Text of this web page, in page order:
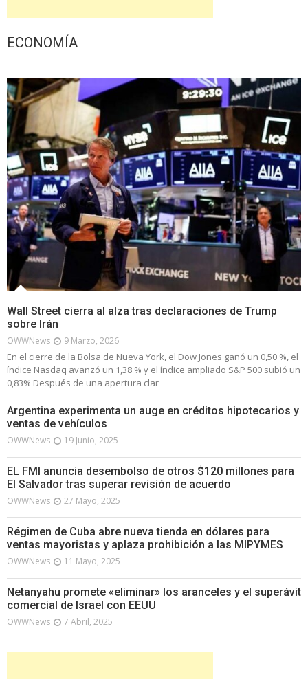
ECONOMÍA
Wall Street cierra al alza tras declaraciones de Trump
sobre Irán
OWWNews 9 Marzo, 2026
En el cierre de la Bolsa de Nueva York, el Dow Jones ganó un 0,50 %, el
índice Nasdaq avanzó un 1,38 % y el índice ampliado S&P 500 subió un
0,83% Después de una apertura clar
Argentina experimenta un auge en créditos hipotecarios y
ventas de vehículos
OWWNews 19 Junio, 2025
EL FMI anuncia desembolso de otros $120 millones para
El Salvador tras superar revisión de acuerdo
OWWNews 27 Mayo, 2025
Régimen de Cuba abre nueva tienda en dólares para
ventas mayoristas y aplaza prohibición a las MIPYMES
OWWNews 11 Mayo, 2025
Netanyahu promete «eliminar» los aranceles y el superávit
comercial de Israel con EEUU
OWWNews 7 Abril, 2025